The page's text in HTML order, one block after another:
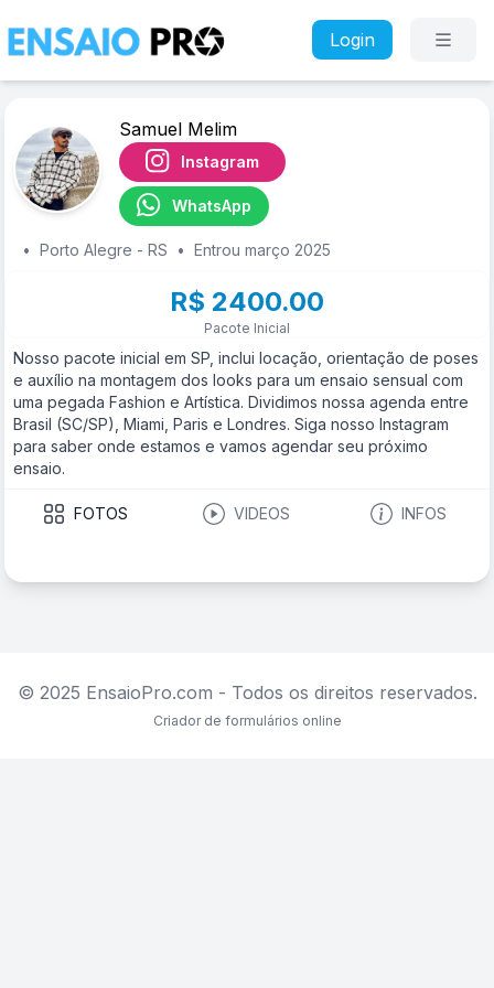
Login
Samuel Melim
Instagram
WhatsApp
• Porto Alegre - RS • Entrou março 2025
R$ 2400.00
Pacote Inicial
Nosso pacote inicial em SP, inclui locação, orientação de poses
e auxílio na montagem dos looks para um ensaio sensual com
uma pegada Fashion e Artística. Dividimos nossa agenda entre
Brasil (SC/SP), Miami, Paris e Londres. Siga nosso Instagram
para saber onde estamos e vamos agendar seu próximo
ensaio.
FOTOS VIDEOS INFOS
© 2025 EnsaioPro.com - Todos os direitos reservados.
Criador de formulários online